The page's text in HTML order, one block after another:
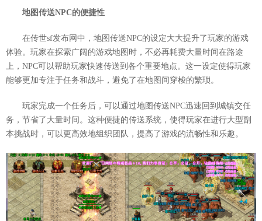
地图传送NPC的便捷性
在传世sf发布网中，地图传送NPC的设定大大提升了玩家的游戏
体验。玩家在探索广阔的游戏地图时，不必再耗费大量时间在路途
上，NPC可以帮助玩家快速传送到各个重要地点。这一设定使得玩家
能够更加专注于任务和战斗，避免了在地图间穿梭的繁琐。
玩家完成一个任务后，可以通过地图传送NPC迅速回到城镇交任
务，节省了大量时间。这种便捷的传送系统，使得玩家在进行大型副
本挑战时，可以更高效地组织团队，提高了游戏的流畅性和乐趣。